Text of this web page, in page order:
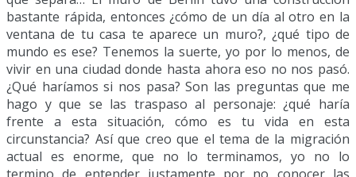
bastante rápida, entonces ¿cómo de un día al otro en la
ventana de tu casa te aparece un muro?, ¿qué tipo de
mundo es ese? Tenemos la suerte, yo por lo menos, de
vivir en una ciudad donde hasta ahora eso no nos pasó.
¿Qué haríamos si nos pasa? Son las preguntas que me
hago y que se las traspaso al personaje: ¿qué haría
frente a esta situación, cómo es tu vida en esta
circunstancia? Así que creo que el tema de la migración
actual es enorme, que no lo terminamos, yo no lo